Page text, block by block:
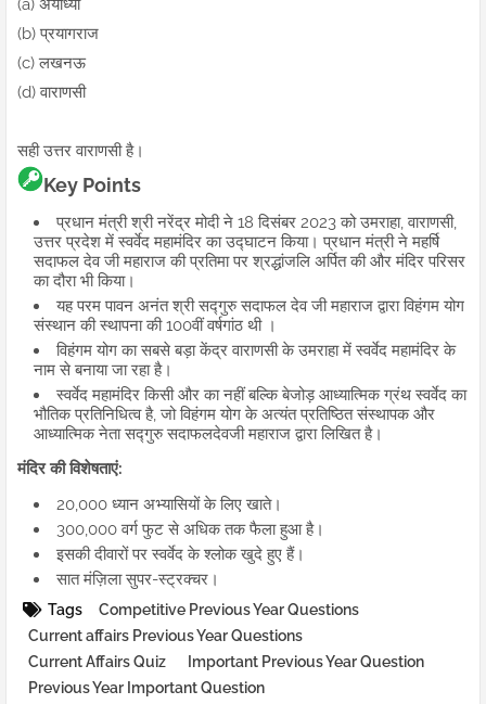
(a) अयोध्या
(b) प्रयागराज
(c) लखनऊ
(d) वाराणसी
सही उत्तर वाराणसी है।
Key Points
प्रधान मंत्री श्री नरेंद्र मोदी ने 18 दिसंबर 2023 को उमराहा, वाराणसी,
उत्तर प्रदेश में स्वर्वेद महामंदिर का उद्घाटन किया। प्रधान मंत्री ने महर्षि
सदाफल देव जी महाराज की प्रतिमा पर श्रद्धांजलि अर्पित की और मंदिर परिसर
का दौरा भी किया।
यह परम पावन अनंत श्री सद्गुरु सदाफल देव जी महाराज द्वारा विहंगम योग
संस्थान की स्थापना की 100वीं वर्षगांठ थी ।
विहंगम योग का सबसे बड़ा केंद्र वाराणसी के उमराहा में स्वर्वेद महामंदिर के
नाम से बनाया जा रहा है।
स्वर्वेद महामंदिर किसी और का नहीं बल्कि बेजोड़ आध्यात्मिक ग्रंथ स्वर्वेद का
भौतिक प्रतिनिधित्व है, जो विहंगम योग के अत्यंत प्रतिष्ठित संस्थापक और
आध्यात्मिक नेता सद्गुरु सदाफलदेवजी महाराज द्वारा लिखित है।
मंदिर की विशेषताएं:
20,000 ध्यान अभ्यासियों के लिए खाते।
300,000 वर्ग फुट से अधिक तक फैला हुआ है।
इसकी दीवारों पर स्वर्वेद के श्लोक खुदे हुए हैं।
सात मंज़िला सुपर-स्ट्रक्चर।
Tags
Competitive Previous Year Questions
Current affairs Previous Year Questions
Current Affairs Quiz
Important Previous Year Question
Previous Year Important Question